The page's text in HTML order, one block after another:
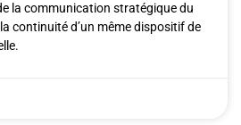
la communication stratégique du
continuité d’un même dispositif de